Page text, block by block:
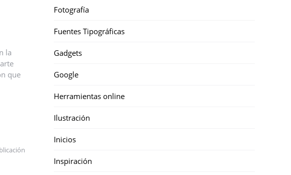
la
que
Fotografía
Fuentes Tipográficas
Gadgets
Google
Herramientas online
Ilustración
Inicios
Inspiración